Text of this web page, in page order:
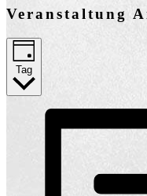
Veranstaltung
Tag